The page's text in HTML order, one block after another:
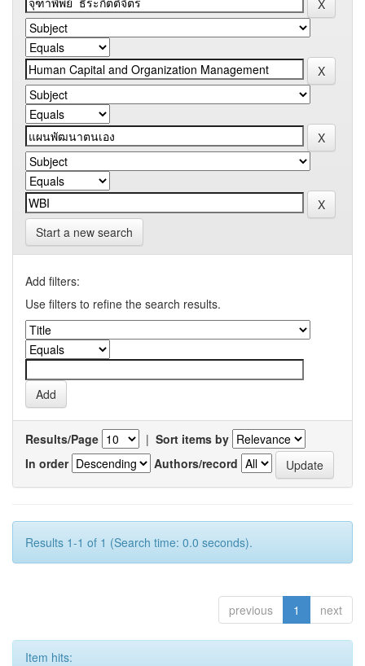
Start a new search
Add filters:
Use filters to refine the search results.
Results/Page | Sort items by
In order
Authors/record
Results 1-1 of 1 (Search time: 0.0 seconds).
previous 1 next
Item hits: